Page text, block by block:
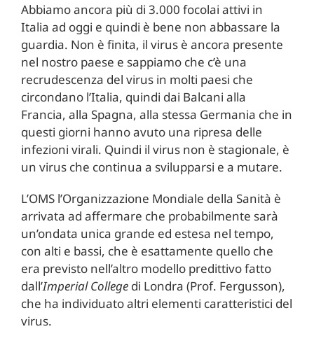
Abbiamo ancora più di 3.000 focolai attivi in
Italia ad oggi e quindi è bene non abbassare la
guardia. Non è finita, il virus è ancora presente
nel nostro paese e sappiamo che c’è una
recrudescenza del virus in molti paesi che
circondano l’Italia, quindi dai Balcani alla
Francia, alla Spagna, alla stessa Germania che in
questi giorni hanno avuto una ripresa delle
infezioni virali. Quindi il virus non è stagionale, è
un virus che continua a svilupparsi e a mutare.
L’OMS l’Organizzazione Mondiale della Sanità è
arrivata ad affermare che probabilmente sarà
un’ondata unica grande ed estesa nel tempo,
con alti e bassi, che è esattamente quello che
era previsto nell’altro modello predittivo fatto
dall’Imperial Collegedi Londra (Prof. Fergusson),
che ha individuato altri elementi caratteristici del
virus.